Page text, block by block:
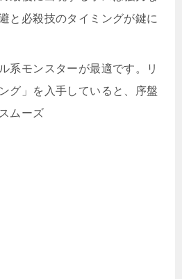
と必殺技のタイミングが鍵に
系モンスターが最適です。リ
グ」を入手していると、序盤
ムーズ